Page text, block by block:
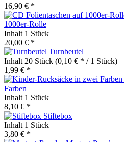
16,90 € *
1000er-Rolle
Inhalt 1 Stück
20,00 € *
Turnbeutel
Inhalt 20 Stück (0,10 € * / 1 Stück)
1,99 € *
Farben
Inhalt 1 Stück
8,10 € *
Stiftebox
Inhalt 1 Stück
3,80 € *